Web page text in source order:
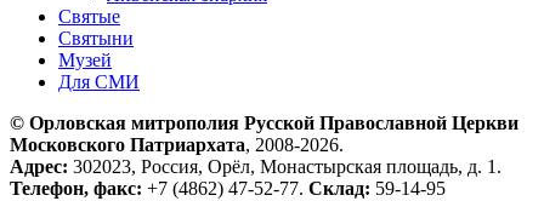
Святые
Святыни
Музей
Для СМИ
© Орловская митрополия Русской Православной Церкви
Московского Патриархата, 2008-2026.
Адрес: 302023, Россия, Орёл, Монастырская площадь, д. 1.
Телефон, факс: +7 (4862) 47-52-77. Склад: 59-14-95